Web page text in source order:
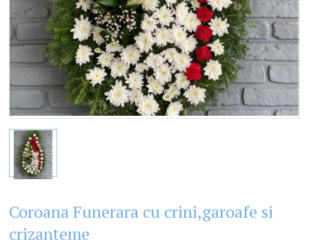
Coroana Funerara cu crini,garoafe si
crizanteme